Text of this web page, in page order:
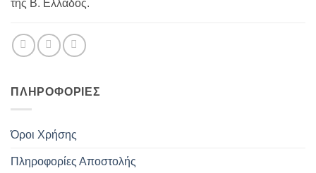
της Β. Ελλάδος.
ΠΛΗΡΟΦΟΡΊΕΣ
Όροι Χρήσης
Πληροφορίες Αποστολής